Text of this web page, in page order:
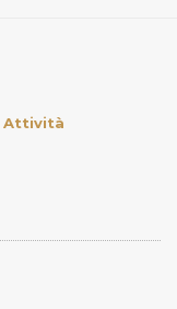
Attività